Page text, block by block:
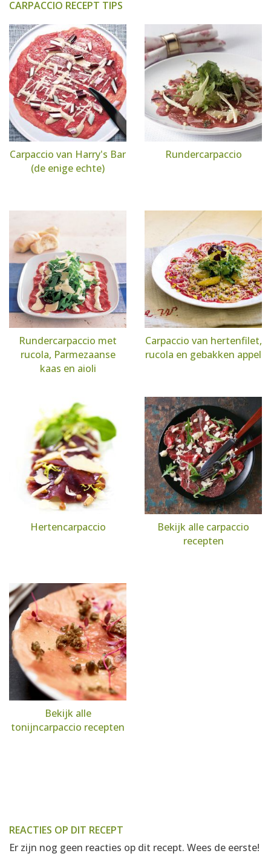
CARPACCIO RECEPT TIPS
Carpaccio van Harry's Bar
(de enige echte)
Rundercarpaccio
Rundercarpaccio met
rucola, Parmezaanse
kaas en aioli
Carpaccio van hertenfilet,
rucola en gebakken appel
Hertencarpaccio
Bekijk alle carpaccio
recepten
Bekijk alle
tonijncarpaccio recepten
REACTIES OP DIT RECEPT
Er zijn nog geen reacties op dit recept. Wees de eerste!